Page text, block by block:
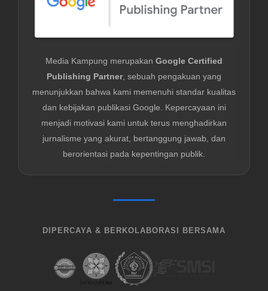
Media Kampung merupakan Google Certified
Publishing Partner, sebuah pengakuan yang
menunjukkan bahwa kami memenuhi standar kualitas
dan kebijakan publikasi Google. Kepercayaan ini
menjadi motivasi kami untuk terus menghadirkan
jurnalisme yang akurat, bertanggung jawab, dan
berorientasi pada kepentingan publik.
DIPERCAYA & BERKOLABORASI BERSAMA